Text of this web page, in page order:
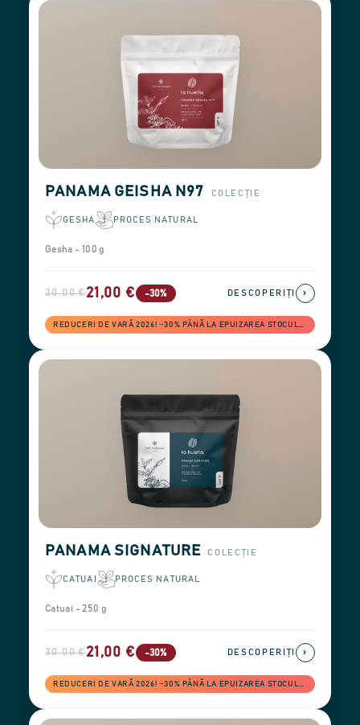
PANAMA GEISHA N97 COLECȚIE
GESHA PROCES NATURAL
Gesha - 100 g
30,00 €21,00 € -30%
REDUCERI DE VARĂ 2026! −30% PÂNĂ LA EPUIZAREA STOCULUI
DESCOPERIȚI ›
PANAMA SIGNATURE COLECȚIE
CATUAI PROCES NATURAL
Catuai - 250 g
30,00 €21,00 € -30%
REDUCERI DE VARĂ 2026! −30% PÂNĂ LA EPUIZAREA STOCULUI
DESCOPERIȚI ›